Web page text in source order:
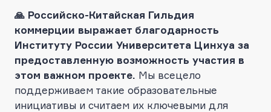
🙏 Российско-Китайская Гильдия
коммерции выражает благодарность
Институту России Университета Цинхуа за
предоставленную возможность участия в
этом важном проекте. Мы всецело
поддерживаем такие образовательные
инициативы и считаем их ключевыми для